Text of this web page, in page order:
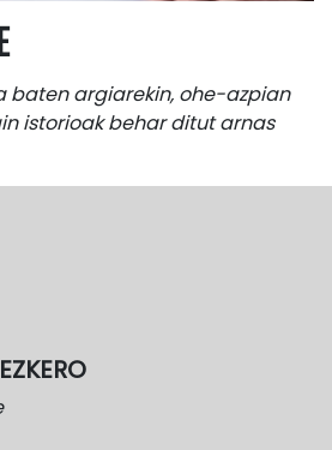
baten argiarekin, ohe-azpian
istorioak behar ditut arnas